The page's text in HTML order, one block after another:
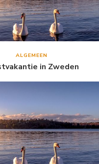
ALGEMEEN
in Zweden